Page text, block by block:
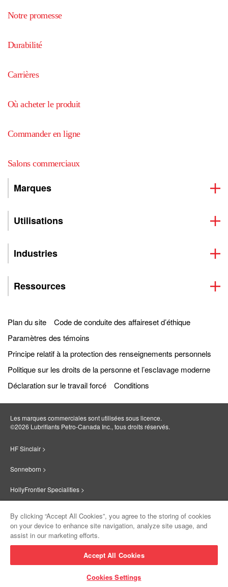
Notre promesse
Durabilité
Carrières
Où acheter le produit
Commander en ligne
Salons commerciaux
Marques
Utilisations
Industries
Ressources
Plan du site
Code de conduite des affaireset d’éthique
Paramètres des témoins
Principe relatif à la protection des renseignements personnels
Politique sur les droits de la personne et l’esclavage moderne
Déclaration sur le travail forcé
Conditions
Les marques commerciales sont utilisées sous licence.
©2026 Lubrifiants Petro‐Canada Inc., tous droits réservés.
HF Sinclair >
Sonneborn >
HollyFrontier Specialities >
Suniso >
By clicking “Accept All Cookies”, you agree to the storing of cookies
on your device to enhance site navigation, analyze site usage, and
assist in our marketing efforts.
Accept All Cookies
Cookies Settings